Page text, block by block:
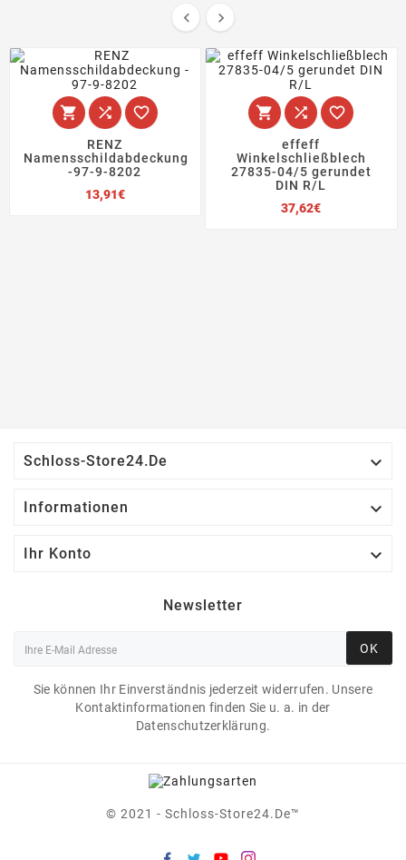
 
  
RENZ
Namensschildabdeckung
-97-9-8202
13,91€Preis
  
effeff
Winkelschließblech
27835-04/5 gerundet
DIN R/L
37,62€Preis
Schloss-Store24.de 
Informationen 
Ihr Konto 
Newsletter
OK
Sie können Ihr Einverständnis jederzeit widerrufen. Unsere
Kontaktinformationen finden Sie u. a. in der
Datenschutzerklärung.
© 2021 - Schloss-Store24.de™